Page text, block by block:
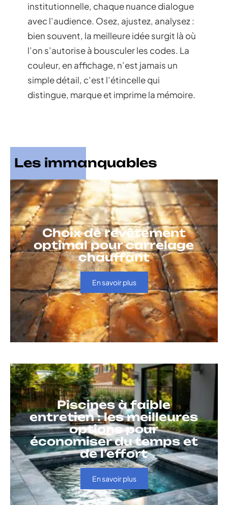
institutionnelle, chaque nuance dialogue
avec l’audience. Osez, ajustez, analysez :
bien souvent, la meilleure idée surgit là où
l’on s’autorise à bousculer les codes. La
couleur, en affichage, n’est jamais un
simple détail, c’est l’étincelle qui
distingue, marque et imprime la mémoire.
Les immanquables
Choix de revêtement
optimal pour carrelage
chauffant
En savoir plus
Piscines à faible
entretien : les meilleures
options pour
économiser du temps et
de l’effort
En savoir plus